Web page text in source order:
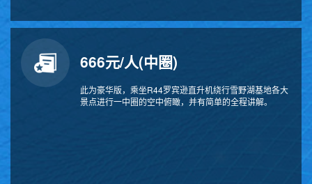
666元/人(中圈)
此为豪华版，乘坐R44罗宾逊直升机绕行雪野湖基地各大
景点进行一中圈的空中俯瞰，并有简单的全程讲解。